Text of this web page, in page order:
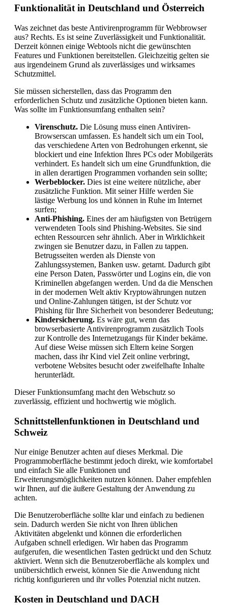
Funktionalität in Deutschland und Österreich
Was zeichnet das beste Antivirenprogramm für Webbrowser
aus? Rechts. Es ist seine Zuverlässigkeit und Funktionalität.
Derzeit können einige Webtools nicht die gewünschten
Features und Funktionen bereitstellen. Gleichzeitig gelten sie
aus irgendeinem Grund als zuverlässiges und wirksames
Schutzmittel.
Sie müssen sicherstellen, dass das Programm den
erforderlichen Schutz und zusätzliche Optionen bieten kann.
Was sollte im Funktionsumfang enthalten sein?
Virenschutz. Die Lösung muss einen Antiviren-
Browserscan umfassen. Es handelt sich um ein Tool,
das verschiedene Arten von Bedrohungen erkennt, sie
blockiert und eine Infektion Ihres PCs oder Mobilgeräts
verhindert. Es handelt sich um eine Grundfunktion, die
in allen derartigen Programmen vorhanden sein sollte;
Werbeblocker. Dies ist eine weitere nützliche, aber
zusätzliche Funktion. Mit seiner Hilfe werden Sie
lästige Werbung los und können in Ruhe im Internet
surfen;
Anti-Phishing. Eines der am häufigsten von Betrügern
verwendeten Tools sind Phishing-Websites. Sie sind
echten Ressourcen sehr ähnlich. Aber in Wirklichkeit
zwingen sie Benutzer dazu, in Fallen zu tappen.
Betrugsseiten werden als Dienste von
Zahlungssystemen, Banken usw. getarnt. Dadurch gibt
eine Person Daten, Passwörter und Logins ein, die von
Kriminellen abgefangen werden. Und da die Menschen
in der modernen Welt aktiv Kryptowährungen nutzen
und Online-Zahlungen tätigen, ist der Schutz vor
Phishing für Ihre Sicherheit von besonderer Bedeutung;
Kindersicherung. Es wäre gut, wenn das
browserbasierte Antivirenprogramm zusätzlich Tools
zur Kontrolle des Internetzugangs für Kinder bekäme.
Auf diese Weise müssen sich Eltern keine Sorgen
machen, dass ihr Kind viel Zeit online verbringt,
verbotene Websites besucht oder zweifelhafte Inhalte
herunterlädt.
Dieser Funktionsumfang macht den Webschutz so
zuverlässig, effizient und hochwertig wie möglich.
Schnittstellenfunktionen in Deutschland und
Schweiz
Nur einige Benutzer achten auf dieses Merkmal. Die
Programmoberfläche bestimmt jedoch direkt, wie komfortabel
und einfach Sie alle Funktionen und
Erweiterungsmöglichkeiten nutzen können. Daher empfehlen
wir Ihnen, auf die äußere Gestaltung der Anwendung zu
achten.
Die Benutzeroberfläche sollte klar und einfach zu bedienen
sein. Dadurch werden Sie nicht von Ihren üblichen
Aktivitäten abgelenkt und können die erforderlichen
Aufgaben schnell erledigen. Wir haben das Programm
aufgerufen, die wesentlichen Tasten gedrückt und den Schutz
aktiviert. Wenn sich die Benutzeroberfläche als komplex und
unübersichtlich erweist, können Sie die Anwendung nicht
richtig konfigurieren und ihr volles Potenzial nicht nutzen.
Kosten in Deutschland und DACH